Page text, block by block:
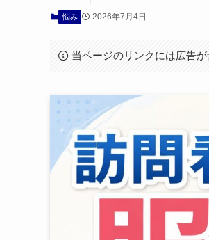
悩み 2026年7月4日
当ページのリンクには広告が